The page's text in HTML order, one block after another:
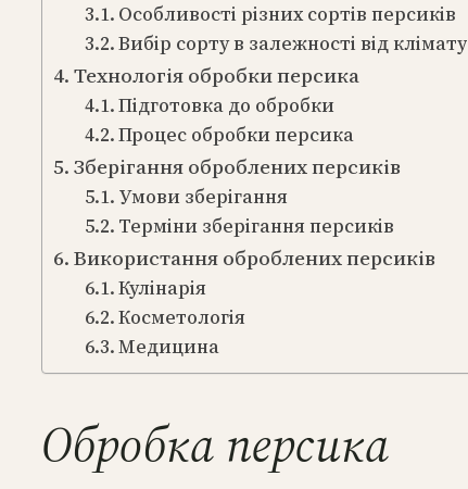
Особливості різних сортів персиків
Вибір сорту в залежності від клімату
Технологія обробки персика
Підготовка до обробки
Процес обробки персика
Зберігання оброблених персиків
Умови зберігання
Терміни зберігання персиків
Використання оброблених персиків
Кулінарія
Косметологія
Медицина
Обробка персика